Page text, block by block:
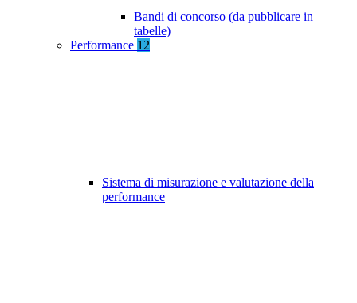
Bandi di concorso (da pubblicare in
tabelle)
Performance 12
Sistema di misurazione e valutazione della
performance